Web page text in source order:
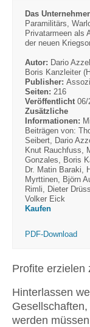
Das
Paramilitärs,
Privatarmeen als
der neuen
Autor: Dario
Boris Kanzleiter
Publisher:
Seiten: 216
Veröffentlicht 06/
Zusätzliche
Informationen:
Beiträgen von:
Seibert, Dario
Knut Rauchfuss,
Gonzales, Boris
Dr. Matin Baraki,
Myrttinen, Björn
Rimli, Dieter
Volker Eick
Kaufen
PDF-Download
Profite erzielen
Hinterlassen
werden